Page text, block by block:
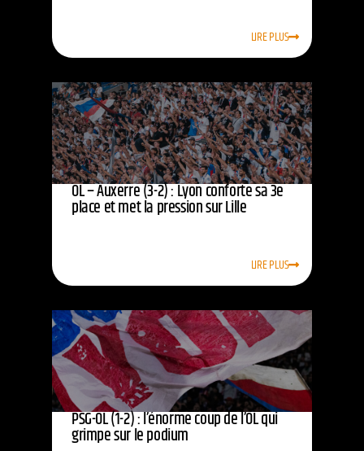
LIRE PLUS
OL – Auxerre (3-2) : Lyon conforte sa 3e
place et met la pression sur Lille
LIRE PLUS
PSG-OL (1-2) : l’énorme coup de l’OL qui
grimpe sur le podium